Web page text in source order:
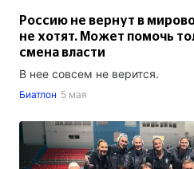
Россию не вернут в
не хотят. Может помочь
смена власти
В нее совсем не верится.
Биатлон 5 мая